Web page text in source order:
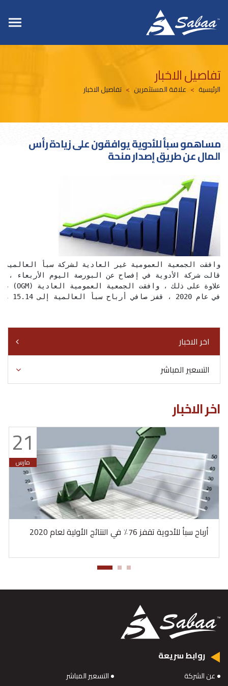
تفاصيل الاخبار
الرئيسية علاقة المستثمرين تفاصيل الاخبار
اخر الاخبار
التسعير المباشر
اخر الاخبار
21
مارس
أرباح سبأ للأدوية تقفز 76٪ في النتائج الأولية لعام 2020
مساهمو سبأ للأدوية يوافقون على زيادة رأس
المال عن طريق إصدار منحة
في عام 2020 ، قفز صافي أرباح سبأ العالمية إلى 15.14 مليون جنيه من 8.58 مليون جنيه في 2019.
روابط سريعة
عن الشركة التسعير المباشر